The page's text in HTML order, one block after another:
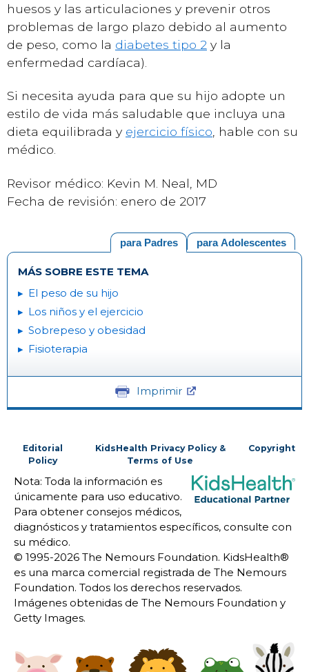
huesos y las articulaciones y prevenir otros
problemas de largo plazo debido al aumento
de peso, como la diabetes tipo 2 y la
enfermedad cardíaca).
Si necesita ayuda para que su hijo adopte un
estilo de vida más saludable que incluya una
dieta equilibrada y ejercicio físico , hable con su
médico.
Revisor médico: Kevin M. Neal, MD
Fecha de revisión: enero de 2017
para Adolescentes
para Padres
MÁS SOBRE ESTE TEMA
El peso de su hijo
Los niños y el ejercicio
Sobrepeso y obesidad
Fisioterapia
Imprimir
Editorial
Policy
KidsHealth Privacy Policy &
Terms of Use
Copyright
Nota: Toda la información es
únicamente para uso educativo.
Para obtener consejos médicos,
diagnósticos y tratamientos específicos, consulte con
su médico.
© 1995-2026 The Nemours Foundation. KidsHealth®
es una marca comercial registrada de The Nemours
Foundation. Todos los derechos reservados.
Imágenes obtenidas de The Nemours Foundation y
Getty Images.